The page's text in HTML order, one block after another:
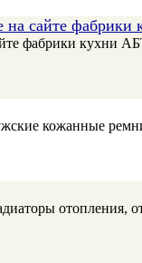
сайте фабрики
фабрики кухни
кожанные
отопления,